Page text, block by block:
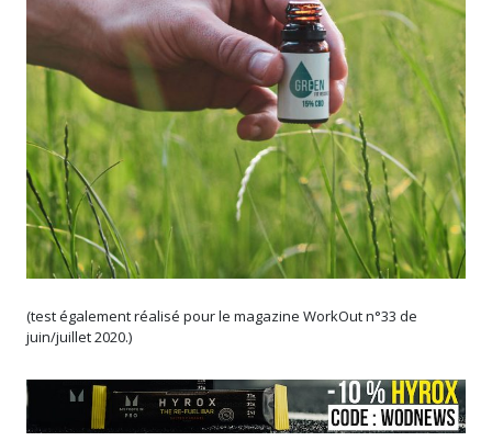
(test également réalisé pour le magazine WorkOut n°33 de
juin/juillet 2020.)